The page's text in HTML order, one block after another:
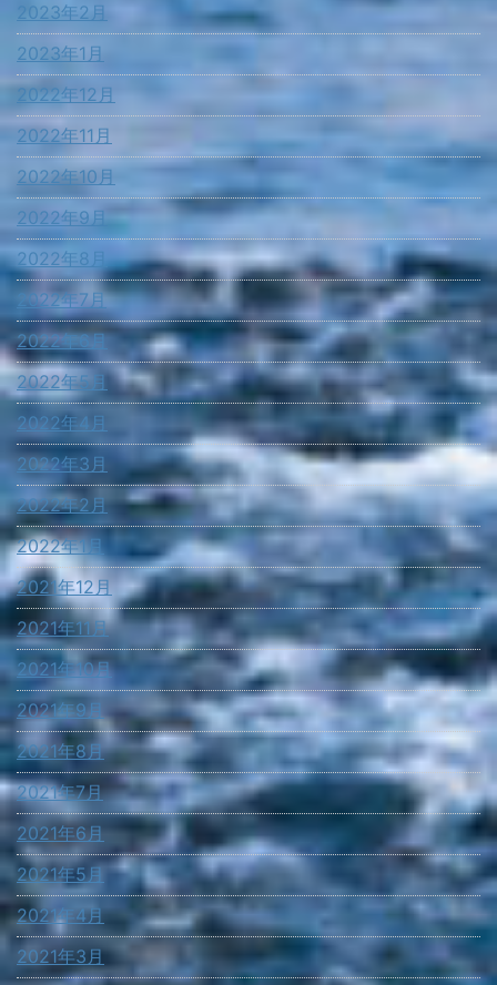
2023年2月
2023年1月
2022年12月
2022年11月
2022年10月
2022年9月
2022年8月
2022年7月
2022年6月
2022年5月
2022年4月
2022年3月
2022年2月
2022年1月
2021年12月
2021年11月
2021年10月
2021年9月
2021年8月
2021年7月
2021年6月
2021年5月
2021年4月
2021年3月